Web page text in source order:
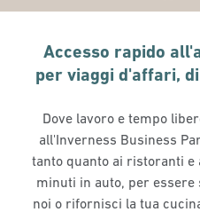
Accesso rapido
per viaggi d'affari,
Dove lavoro e tempo
all'Inverness Business
tanto quanto ai ristoranti e
minuti in auto, per essere
noi o rifornisci la tua